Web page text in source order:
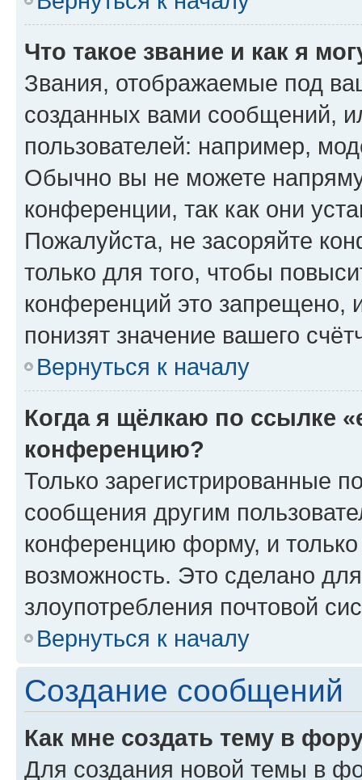
Что такое звание и как я
Звания, отображаемые под
созданных вами сообщений,
пользователей: например,
Обычно вы не можете
конференции, так как они
Пожалуйста, не засоряйте
только для того, чтобы
конференций это запрещено,
понизят значение вашего
Вернуться к началу
Когда я щёлкаю по ссылке
конференцию?
Только зарегистрированные
сообщения другим
конференцию форму, и
возможность. Это сделано
злоупотребления почтовой
Вернуться к началу
Создание сообщений
Как мне создать тему в
Для создания новой темы в